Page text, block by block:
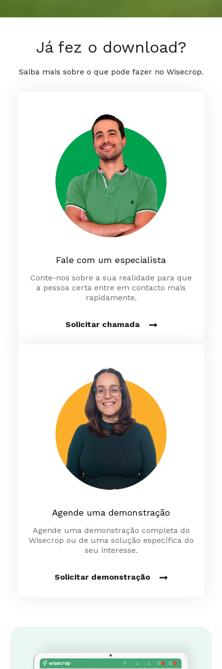
Já fez o download?
Saiba mais sobre o que pode fazer no Wisecrop.
Fale com um especialista
Conte-nos sobre a sua realidade para que
a pessoa certa entre em contacto mais
rapidamente.
Solicitar chamada
Agende uma demonstração
Agende uma demonstração completa do
Wisecrop ou de uma solução específica do
seu interesse.
Solicitar demonstração